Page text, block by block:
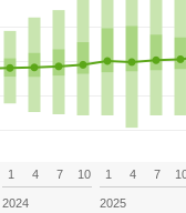
1 4 7 10
2024
1 4 7
2025